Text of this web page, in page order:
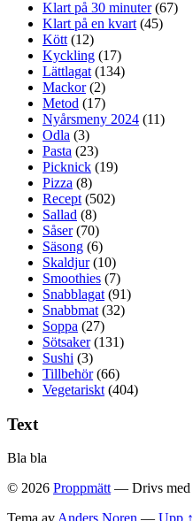
Klart på 30 minuter(67)
Klart på en kvart (45)
Kött (12)
Kyckling (17)
Lättlagat (134)
Mackor(2)
Metod (17)
Nyårsmeny 2024 (11)
Odla (3)
Pasta (23)
Picknick (19)
Pizza (8)
Recept (502)
Sallad (8)
Såser(70)
Säsong (6)
Skaldjur(10)
Smoothies (7)
Snabblagat (91)
Snabbmat (32)
Soppa (27)
Sötsaker(131)
Sushi (3)
Tillbehör(66)
Vegetariskt (404)
Text
Bla bla
© 2026 Proppmätt — Drivs med